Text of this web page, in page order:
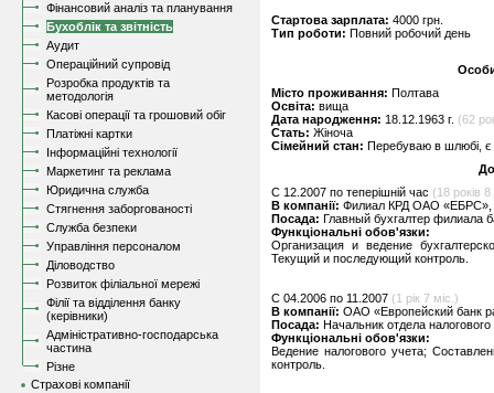
Фінансовий аналіз та планування
Бухоблік та звітність
Аудит
Операційний супровід
Розробка продуктів та
методологія
Касові операції та грошовий обіг
Платіжні картки
Інформаційні технології
Маркетинг та реклама
Юридична служба
Стягнення заборгованості
Служба безпеки
Управління персоналом
Діловодство
Розвиток філіальної мережі
Філії та відділення банку
(керівники)
Адміністративно-господарська
частина
Різне
Страхові компанії
Стартова зарплата: 4000 грн.
Тип роботи: Повний робочий день
Місто проживання: Полтава
Освіта: вища
Дата народження: 18.12.1963 г. (62
Стать: Жіноча
Сімейний стан: Перебуваю в шлюбі, є
C 12.2007 по теперішній час (18 років 8
В компанії: Филиал КРД ОАО «ЕБРС»,
Посада: Главный бухгалтер филиала
Функціональні обов'язки:
Организация и ведение
Текущий и последующий контроль.
C 04.2006 по 11.2007 (1 рік 7 міс.)
В компанії: ОАО «Европейский банк
Посада: Начальник отдела налогового
Функціональні обов'язки:
Ведение налогового учета;
контроль.